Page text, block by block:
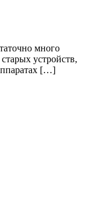
много
устройств,
[…]